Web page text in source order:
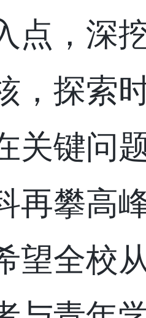
点，深
，探索
关键问
再攀高
望全校